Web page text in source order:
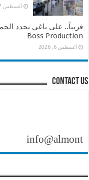
أغسطس 7, 2026
قريباً.. علي ياغي يجدد
Boss Production
أغسطس 6, 2026
contact us